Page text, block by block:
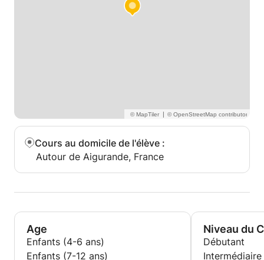
|
Cours au domicile de l'élève :
Autour de Aigurande, France
Age
Enfants (4-6 ans)
Enfants (7-12 ans)
Niveau du
Débutant
Intermédiaire